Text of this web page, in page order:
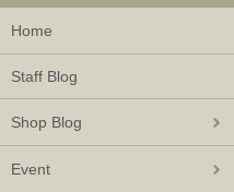
Home
Staff Blog
Shop Blog
Event